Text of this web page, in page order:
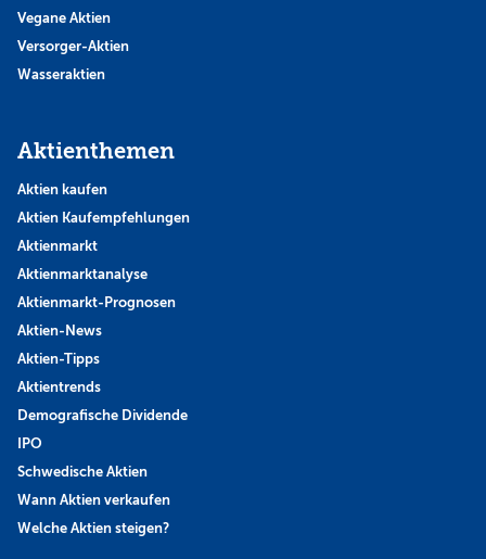
Vegane Aktien
Versorger-Aktien
Wasseraktien
Aktienthemen
Aktien kaufen
Aktien Kaufempfehlungen
Aktienmarkt
Aktienmarktanalyse
Aktienmarkt-Prognosen
Aktien-News
Aktien-Tipps
Aktientrends
Demografische Dividende
IPO
Schwedische Aktien
Wann Aktien verkaufen
Welche Aktien steigen?